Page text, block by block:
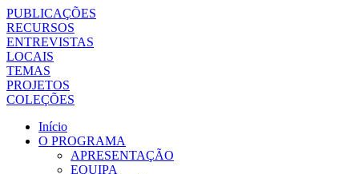
PUBLICAÇÕES
RECURSOS
ENTREVISTAS
LOCAIS
TEMAS
PROJETOS
COLEÇÕES
Início
O PROGRAMA
APRESENTAÇÃO
EQUIPA